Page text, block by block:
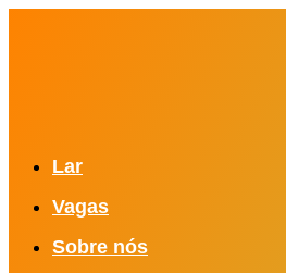
Lar
Vagas
Sobre nós